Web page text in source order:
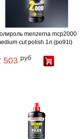
menzerna mcp2000
cut polish 1л (po91l)
503 руб